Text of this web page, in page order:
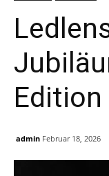
Edition
admin Februar 18, 2026